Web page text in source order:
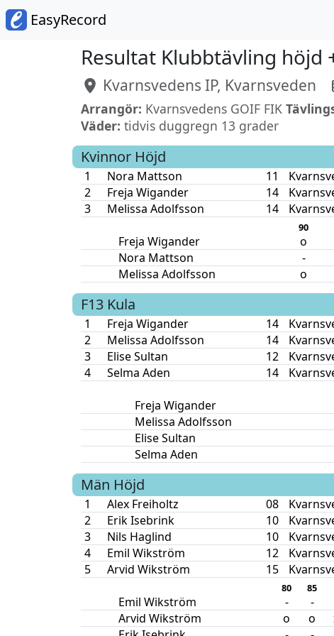
EasyRecord
Resultat Klubbtävling höjd
Kvarnsvedens IP, Kvarnsveden
Arrangör: Kvarnsvedens GOIF FIK
Väder: tidvis duggregn 13 grader
Kvinnor Höjd
1
Nora Mattson 11
2
Freja Wigander 14
3
Melissa Adolfsson 14
90
Freja Wigander o
Nora Mattson
-
Melissa Adolfsson
o
F13 Kula
1
Freja Wigander 14
2
Melissa Adolfsson 14
3
Elise Sultan 12
4
Selma Aden 14
Freja Wigander
Melissa Adolfsson
Elise Sultan
Selma Aden
Män Höjd
1
Alex Freiholtz 08
2
Erik Isebrink 10
3
Nils Haglind 10
4
Emil Wikström 12
5
Arvid Wikström 15
80 85
Emil Wikström - -
Arvid Wikström
o o